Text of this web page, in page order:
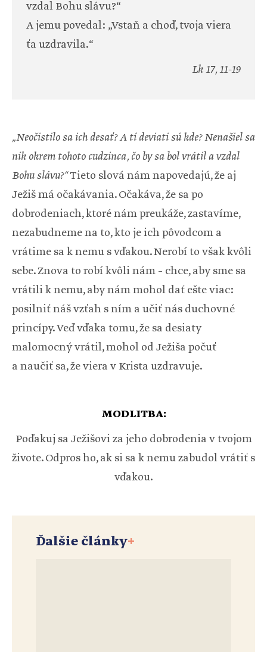
vzdal Bohu slávu?“
A jemu povedal: „Vstaň a choď, tvoja viera
ťa uzdravila.“
Lk 17, 11-19
„Neočistilo sa ich desať? A tí deviati sú kde? Nenašiel sa
nik okrem tohoto cudzinca, čo by sa bol vrátil a vzdal
Bohu slávu?“Tieto slová nám napovedajú, že aj
Ježiš má očakávania. Očakáva, že sa po
dobrodeniach, ktoré nám preukáže, zastavíme,
nezabudneme na to, kto je ich pôvodcom a
vrátime sa k nemu s vďakou. Nerobí to však kvôli
sebe. Znova to robí kvôli nám – chce, aby sme sa
vrátili k nemu, aby nám mohol dať ešte viac:
posilniť náš vzťah s ním a učiť nás duchovné
princípy. Veď vďaka tomu, že sa desiaty
malomocný vrátil, mohol od Ježiša počuť
a naučiť sa, že viera v Krista uzdravuje.
MODLITBA:
Poďakuj sa Ježišovi za jeho dobrodenia v tvojom
živote. Odpros ho, ak si sa k nemu zabudol vrátiť s
vďakou.
Ďalšie články+